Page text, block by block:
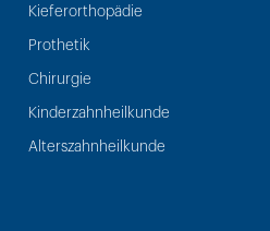
Kieferorthopädie
Prothetik
Chirurgie
Kinderzahnheilkunde
Alterszahnheilkunde